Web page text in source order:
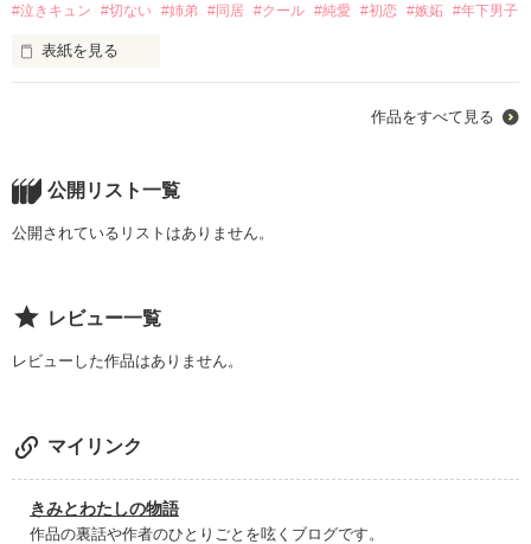
入学した唯一の女子生徒。
王の溺愛！？
＊＊＊＊＊＊
元ヤン強気女子
（ひめかわみう）
×
狼系俺様不良男子
#泣きキュン #切ない #姉弟 #同居 #クール #純愛 #初恋 #嫉妬 #年下男子
表紙を見る
それなのに今、
あんたの側にいてやる」
ーーーーーーーーーー
クールな猫系男子
作品をすべて見る
公開リスト一覧
公開されているリストはありません。
レビュー一覧
レビューした作品はありません。
マイリンク
きみとわたしの物語
作品の裏話や作者のひとりごとを呟くブログです。